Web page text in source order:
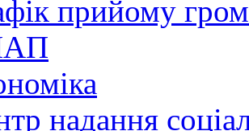
прийому
надання